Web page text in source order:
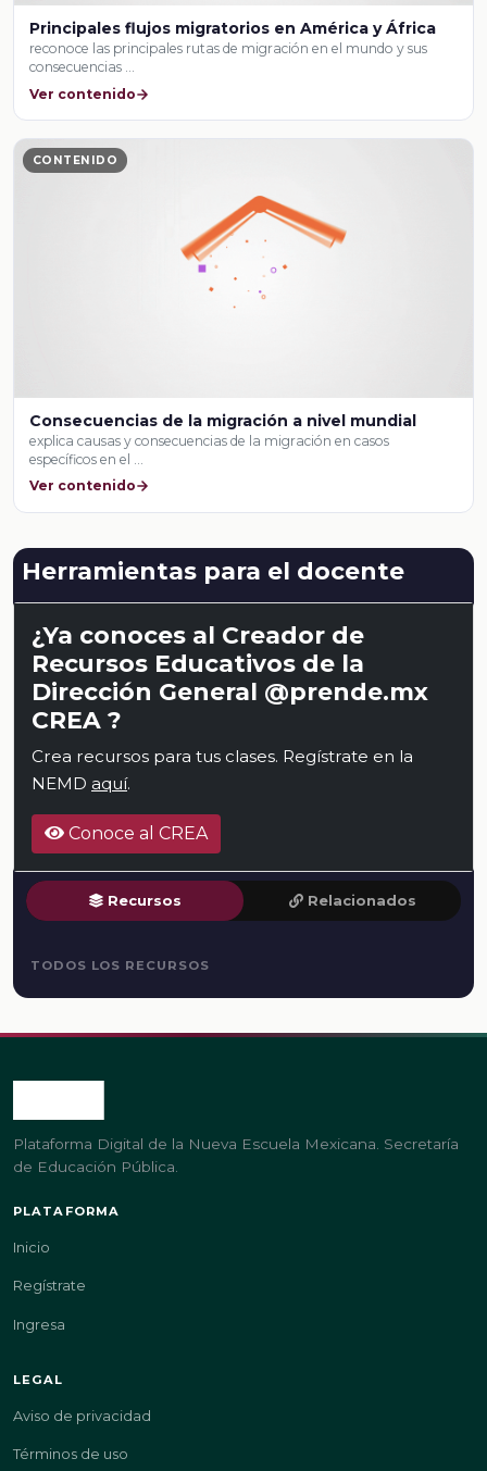
Principales flujos migratorios en América y África
reconoce las principales rutas de migración en el mundo y sus
consecuencias …
Ver contenido
CONTENIDO
Consecuencias de la migración a nivel mundial
explica causas y consecuencias de la migración en casos
específicos en el …
Ver contenido
Herramientas para el docente
¿Ya conoces al Creador de
Recursos Educativos de la
Dirección General @prende.mx
CREA ?
Crea recursos para tus clases. Regístrate en la
NEMD aquí.
Conoce al CREA
Recursos Relacionados
TODOS LOS RECURSOS
Plataforma Digital de la Nueva Escuela Mexicana. Secretaría
de Educación Pública.
PLATAFORMA
Inicio
Regístrate
Ingresa
LEGAL
Aviso de privacidad
Términos de uso